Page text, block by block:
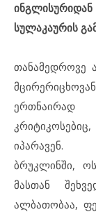
სულაკაურის
თანამედროვე
ერთნაირად
იპარავენ.
ბრუკლინში,
მასთან
ალბათობაა,